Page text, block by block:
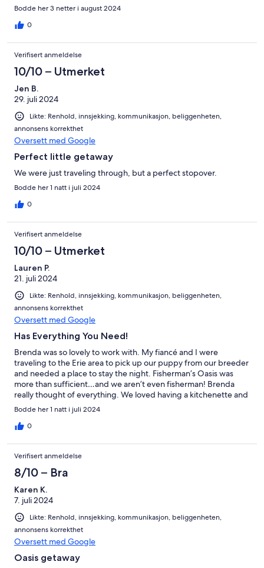
Bodde her 3 netter i august 2024
0
Verifisert anmeldelse
10/10 – Utmerket
Jen B.
29. juli 2024
Likte: Renhold, innsjekking, kommunikasjon, beliggenheten,
annonsens korrekthet
Oversett med Google
Perfect little getaway
We were just traveling through, but a perfect stopover.
Bodde her 1 natt i juli 2024
0
Verifisert anmeldelse
10/10 – Utmerket
Lauren P.
21. juli 2024
Likte: Renhold, innsjekking, kommunikasjon, beliggenheten,
annonsens korrekthet
Oversett med Google
Has Everything You Need!
Brenda was so lovely to work with. My fiancé and I were
traveling to the Erie area to pick up our puppy from our breeder
and needed a place to stay the night. Fisherman’s Oasis was
more than sufficient…and we aren’t even fisherman! Brenda
really thought of everything. We loved having a kitchenette and
coffee in the morning! The aesthetic is definitely fishing-
themed, but this VRBO is better than a lot of others that we
have stayed in around the country!
Bodde her 1 natt i juli 2024
0
Verifisert anmeldelse
8/10 – Bra
Karen K.
7. juli 2024
Likte: Renhold, innsjekking, kommunikasjon, beliggenheten,
annonsens korrekthet
Oversett med Google
Oasis getaway